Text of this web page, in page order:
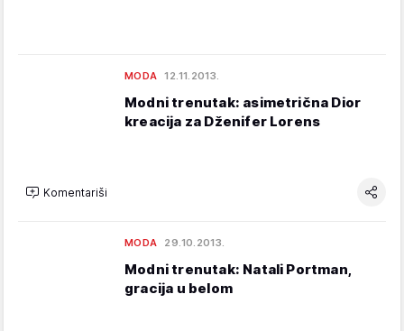
MODA 12.11.2013.
Modni trenutak: asimetrična Dior
kreacija za Dženifer Lorens
Komentariši
MODA 29.10.2013.
Modni trenutak: Natali Portman,
gracija u belom